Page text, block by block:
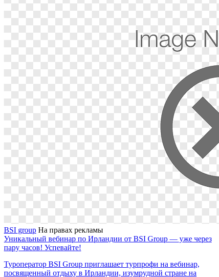
BSI group На правах рекламы
Уникальный вебинар по Ирландии от BSI Group — уже через
пару часов! Успевайте!
Туроператор BSI Group приглашает турпрофи на вебинар,
посвященный отдыху в Ирландии, изумрудной стране на